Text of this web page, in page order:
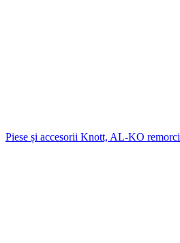
Piese și accesorii Knott, AL-KO remorci